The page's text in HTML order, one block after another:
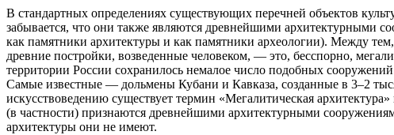
В стандартных определениях существующих перечней объектов
забывается, что они также являются древнейшими архитектурными
как памятники архитектуры и как памятники археологии). Между
древние постройки, возведенные человеком, — это, бесспорно,
территории России сохранилось немалое число подобных
Самые известные — дольмены Кубани и Кавказа, созданные в 3–2
искусствоведению существует термин «Мегалитическая
(в частности) признаются древнейшими архитектурными
архитектуры они не имеют.